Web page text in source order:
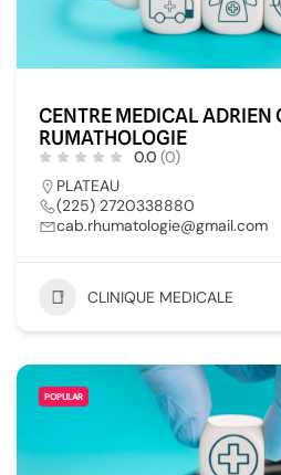
CENTRE MEDICAL ADRIEN
RUMATHOLOGIE
0.0 (0)
PLATEAU
(225) 2720338880
cab.rhumatologie@gmail.com
CLINIQUE MEDICALE
POPULAR